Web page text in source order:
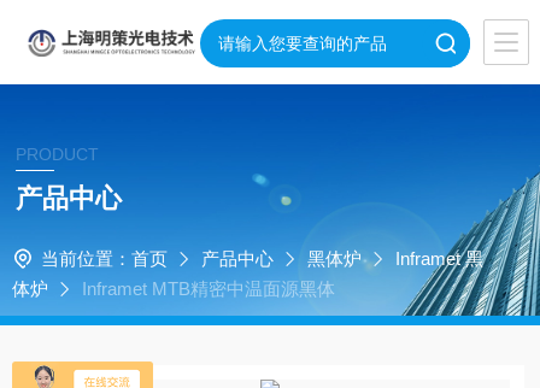
PRODUCT
产品中心
当前位置： 首页 产品中心 黑体炉
Inframet 黑
体炉
Inframet MTB精密中温面源黑体